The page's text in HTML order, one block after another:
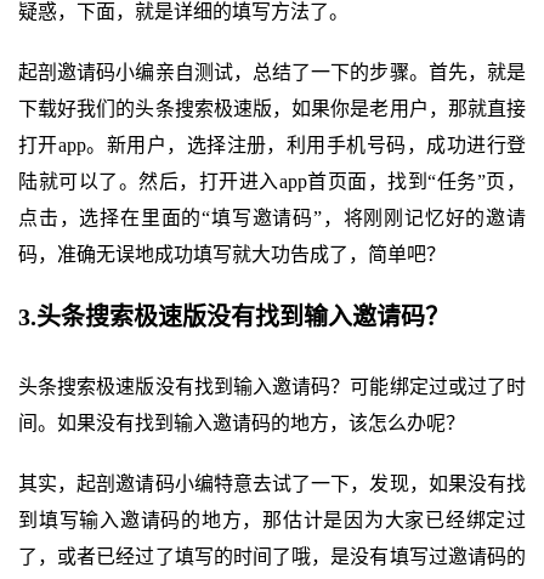
疑惑，下面，就是详细的填写方法了。
起剖邀请码小编亲自测试，总结了一下的步骤。首先，就是
下载好我们的头条搜索极速版，如果你是老用户，那就直接
打开app。新用户，选择注册，利用手机号码，成功进行登
陆就可以了。然后，打开进入app首页面，找到“任务”页，
点击，选择在里面的“填写邀请码”，将刚刚记忆好的邀请
码，准确无误地成功填写就大功告成了，简单吧？
3.头条搜索极速版没有找到输入邀请码？
头条搜索极速版没有找到输入邀请码？可能绑定过或过了时
间。如果没有找到输入邀请码的地方，该怎么办呢？
其实，起剖邀请码小编特意去试了一下，发现，如果没有找
到填写输入邀请码的地方，那估计是因为大家已经绑定过
了，或者已经过了填写的时间了哦，是没有填写过邀请码的